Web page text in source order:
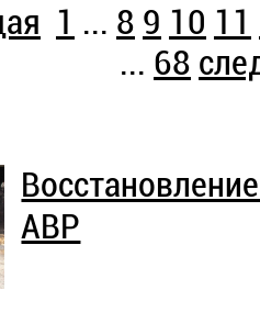
1 ... 8 9 10 11
... 68
АВР